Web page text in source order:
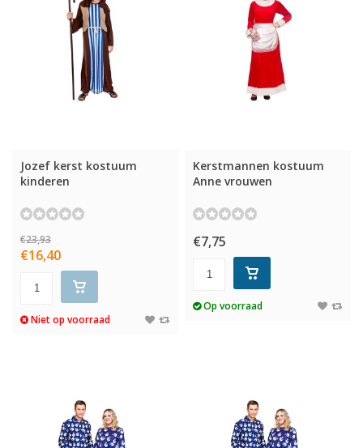
Jozef kerst kostuum
kinderen
€23,93
€16,40
Niet op voorraad
Kerstmannen kostuum
Anne vrouwen
€7,75
Op voorraad